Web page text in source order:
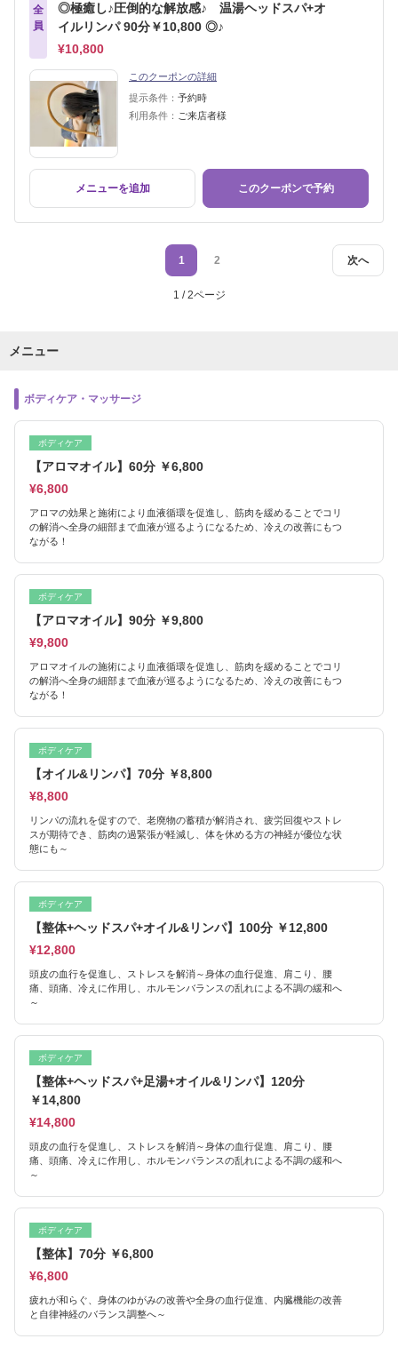
全
員
◎極癒し♪圧倒的な解放感♪ 温湯ヘッドスパ+オ
イルリンパ 90分￥10,800 ◎♪
¥10,800
このクーポンの詳細
提示条件： 予約時
利用条件： ご来店者様
メニューを追加 このクーポンで予約
次へ
1 2
1 / 2ページ
メニュー
ボディケア・マッサージ
ボディケア
【アロマオイル】60分 ￥6,800
¥6,800
アロマの効果と施術により血液循環を促進し、筋肉を緩めることでコリ
の解消へ全身の細部まで血液が巡るようになるため、冷えの改善にもつ
ながる！
ボディケア
【アロマオイル】90分 ￥9,800
¥9,800
アロマオイルの施術により血液循環を促進し、筋肉を緩めることでコリ
の解消へ全身の細部まで血液が巡るようになるため、冷えの改善にもつ
ながる！
ボディケア
【オイル&リンパ】70分 ￥8,800
¥8,800
リンパの流れを促すので、老廃物の蓄積が解消され、疲労回復やストレ
スが期待でき、筋肉の過緊張が軽減し、体を休める方の神経が優位な状
態にも～
ボディケア
【整体+ヘッドスパ+オイル&リンパ】100分 ￥12,800
¥12,800
頭皮の血行を促進し、ストレスを解消～身体の血行促進、肩こり、腰
痛、頭痛、冷えに作用し、ホルモンバランスの乱れによる不調の緩和へ
～
ボディケア
【整体+ヘッドスパ+足湯+オイル&リンパ】120分
￥14,800
¥14,800
頭皮の血行を促進し、ストレスを解消～身体の血行促進、肩こり、腰
痛、頭痛、冷えに作用し、ホルモンバランスの乱れによる不調の緩和へ
～
ボディケア
【整体】70分 ￥6,800
¥6,800
疲れが和らぐ、身体のゆがみの改善や全身の血行促進、内臓機能の改善
と自律神経のバランス調整へ～